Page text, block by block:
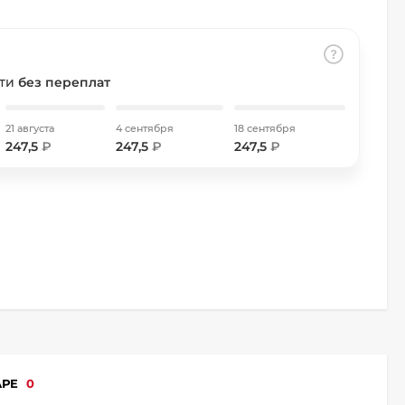
без переплат
21 августа
247,5₽
4 сентября
247,5 ₽
18 сентября
247,5 ₽
0